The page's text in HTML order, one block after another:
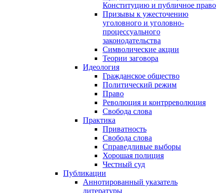
Конституцию и публичное право
Призывы к ужесточению
уголовного и уголовно-
процессуального
законодательства
Символические акции
Теории заговора
Идеология
Гражданское общество
Политический режим
Право
Революция и контрреволюция
Свобода слова
Практика
Приватность
Свобода слова
Справедливые выборы
Хорошая полиция
Честный суд
Публикации
Аннотированный указатель
литературы